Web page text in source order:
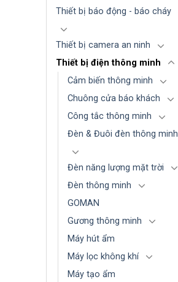
Thiết bị báo động - báo cháy
Thiết bị camera an ninh
Thiết bị điện thông minh
Cảm biến thông minh
Chuông cửa báo khách
Công tắc thông minh
Đèn & Đuôi đèn thông minh
Đèn năng lượng mặt trời
Đèn thông minh
GOMAN
Gương thông minh
Máy hút ẩm
Máy lọc không khí
Máy tạo ẩm